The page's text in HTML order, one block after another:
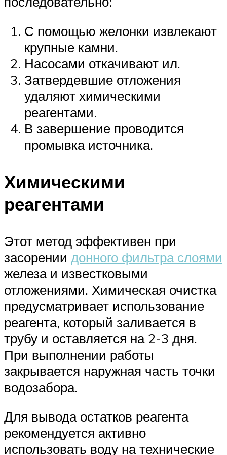
С помощью желонки извлекают
крупные камни.
Насосами откачивают ил.
Затвердевшие отложения
удаляют химическими
реагентами.
В завершение проводится
промывка источника.
Химическими
реагентами
Этот метод эффективен при
засорении донного фильтра слоями
железа и известковыми
отложениями. Химическая очистка
предусматривает использование
реагента, который заливается в
трубу и оставляется на 2-3 дня.
При выполнении работы
закрывается наружная часть точки
водозабора.
Для вывода остатков реагента
рекомендуется активно
использовать воду на технические